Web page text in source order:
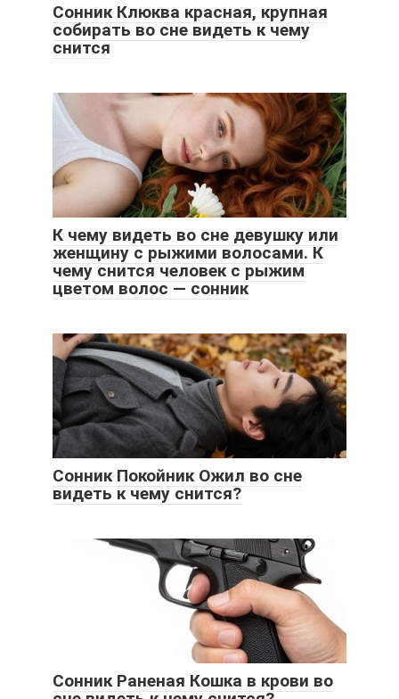
Сонник Клюква красная, крупная
собирать во сне видеть к чему
снится
К чему видеть во сне девушку или
женщину с рыжими волосами. К
чему снится человек с рыжим
цветом волос — сонник
Сонник Покойник Ожил во сне
видеть к чему снится?
Сонник Раненая Кошка в крови во